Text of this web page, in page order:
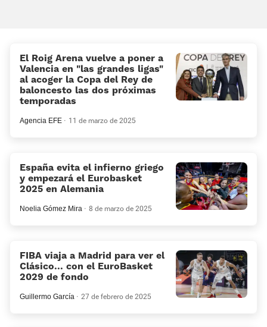
El Roig Arena vuelve a poner a
Valencia en “las grandes ligas”
al acoger la Copa del Rey de
baloncesto las dos próximas
temporadas
Agencia EFE 11 de marzo de 2025
España evita el infierno griego
y empezará el Eurobasket
2025 en Alemania
Noelia Gómez Mira 8 de marzo de 2025
FIBA viaja a Madrid para ver el
Clásico... con el EuroBasket
2029 de fondo
Guillermo García 27 de febrero de 2025